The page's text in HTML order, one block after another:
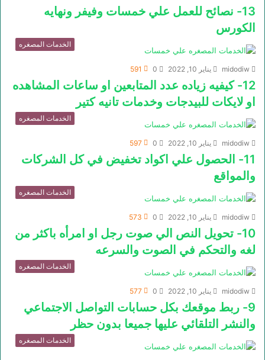
13- نصائح للعمل علي خمسات وفيفر ونهايه
الكورس
الخدمات المصغره
midodiw يناير 10, 2022 0
591
12- كيفيه زياده عدد المتابعين او ساعات المشاهده
او لايكات للبيدجات وخدمات تانيه كتير
الخدمات المصغره
midodiw يناير 10, 2022 0
597
11- الحصول علي اكواد تخفيض في كل الشركات
والمواقع
الخدمات المصغره
midodiw يناير 10, 2022 0
573
10- تحويل النص الي صوت رجل او امرأه باكثر من
لغه والتحكم في الصوت والسرعه
الخدمات المصغره
midodiw يناير 10, 2022 0
577
9- ربط موقعك بكل حسابات التواصل الاجتماعي
والنشر التلقائي عليها جميعا بدون حظر
الخدمات المصغره